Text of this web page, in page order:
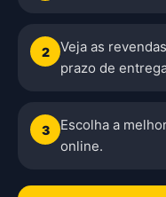
2
Veja as
prazo de
3
Escolha a
online.